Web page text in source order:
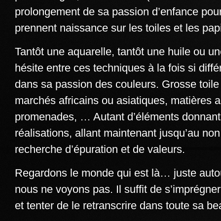
prolongement de sa passion d’enfance
prennent naissance sur les toiles et les
Tantôt une aquarelle, tantôt une huile ou
hésite entre ces techniques à la fois si
dans sa passion des couleurs. Grosse
marchés africains ou asiatiques, matières
promenades, … Autant d’éléments
réalisations, allant maintenant jusqu’au
recherche d’épuration et de valeurs.
Regardons le monde qui est là… juste
nous ne voyons pas. Il suffit de
et tenter de le retranscrire dans toute sa